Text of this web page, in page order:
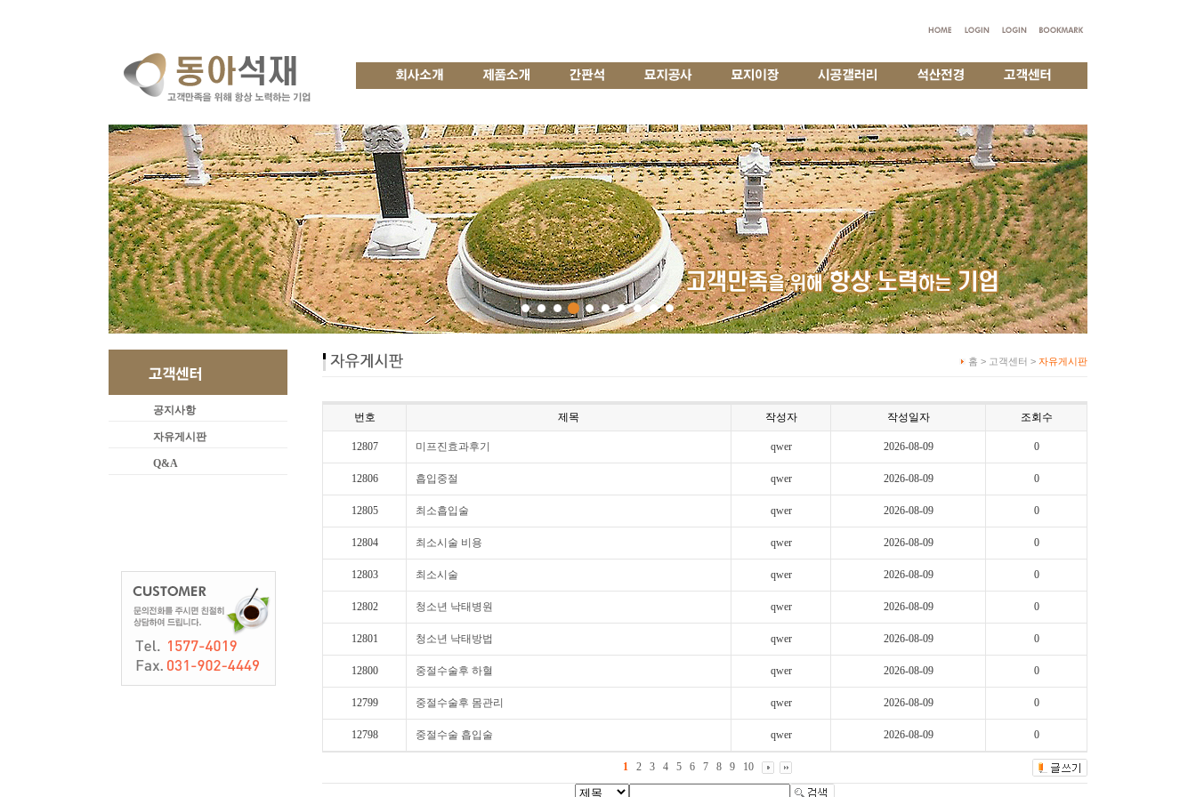
공지사항
자유게시판
Q&A
홈 > 고객센터 > 자유게시판
번호 제목 작성자 작성일자 조회수
12807 미프진효과후기 qwer 2026-08-09 0
12806 흡입중절 qwer 2026-08-09 0
12805 최소흡입술 qwer 2026-08-09 0
12804 최소시술 비용 qwer 2026-08-09 0
12803 최소시술 qwer 2026-08-09 0
12802 청소년 낙태병원 qwer 2026-08-09 0
12801 청소년 낙태방법 qwer 2026-08-09 0
12800 중절수술후 하혈 qwer 2026-08-09 0
12799 중절수술후 몸관리 qwer 2026-08-09 0
12798 중절수술 흡입술 qwer 2026-08-09 0
1 2 3 4 5 6 7 8 9 10